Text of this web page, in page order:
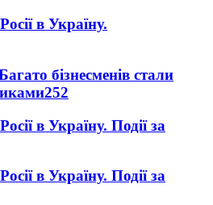
в Україну.
бізнесменів стали
252
в Україну. Події за
в Україну. Події за